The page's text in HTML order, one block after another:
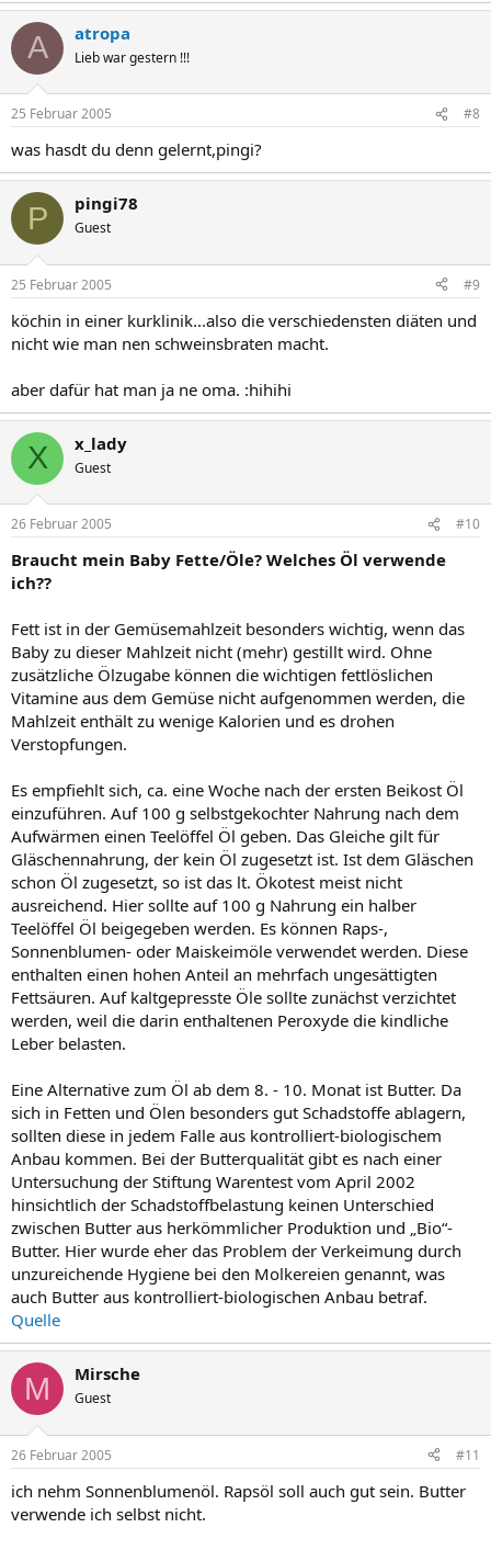
A atropa
Lieb war gestern !!!
25 Februar 2005 #8
was hasdt du denn gelernt,pingi?
P pingi78
Guest
25 Februar 2005 #9
köchin in einer kurklinik...also die verschiedensten diäten und
nicht wie man nen schweinsbraten macht.
aber dafür hat man ja ne oma. :hihihi
X x_lady
Guest
26 Februar 2005 #10
Braucht mein Baby Fette/Öle? Welches Öl verwende
ich??
Fett ist in der Gemüsemahlzeit besonders wichtig, wenn das
Baby zu dieser Mahlzeit nicht (mehr) gestillt wird. Ohne
zusätzliche Ölzugabe können die wichtigen fettlöslichen
Vitamine aus dem Gemüse nicht aufgenommen werden, die
Mahlzeit enthält zu wenige Kalorien und es drohen
Verstopfungen.
Es empfiehlt sich, ca. eine Woche nach der ersten Beikost Öl
einzuführen. Auf 100 g selbstgekochter Nahrung nach dem
Aufwärmen einen Teelöffel Öl geben. Das Gleiche gilt für
Gläschennahrung, der kein Öl zugesetzt ist. Ist dem Gläschen
schon Öl zugesetzt, so ist das lt. Ökotest meist nicht
ausreichend. Hier sollte auf 100 g Nahrung ein halber
Teelöffel Öl beigegeben werden. Es können Raps-,
Sonnenblumen- oder Maiskeimöle verwendet werden. Diese
enthalten einen hohen Anteil an mehrfach ungesättigten
Fettsäuren. Auf kaltgepresste Öle sollte zunächst verzichtet
werden, weil die darin enthaltenen Peroxyde die kindliche
Leber belasten.
Eine Alternative zum Öl ab dem 8. - 10. Monat ist Butter. Da
sich in Fetten und Ölen besonders gut Schadstoffe ablagern,
sollten diese in jedem Falle aus kontrolliert-biologischem
Anbau kommen. Bei der Butterqualität gibt es nach einer
Untersuchung der Stiftung Warentest vom April 2002
hinsichtlich der Schadstoffbelastung keinen Unterschied
zwischen Butter aus herkömmlicher Produktion und „Bio“-
Butter. Hier wurde eher das Problem der Verkeimung durch
unzureichende Hygiene bei den Molkereien genannt, was
auch Butter aus kontrolliert-biologischen Anbau betraf.
Quelle
M Mirsche
Guest
26 Februar 2005 #11
ich nehm Sonnenblumenöl. Rapsöl soll auch gut sein. Butter
verwende ich selbst nicht.